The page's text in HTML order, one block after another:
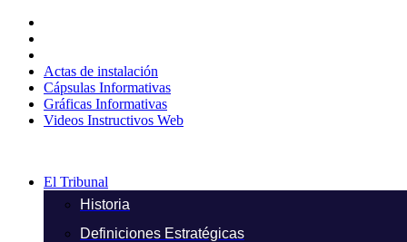
contenido
Actas de instalación
Cápsulas Informativas
Gráficas Informativas
Videos Instructivos Web
El Tribunal
Historia
Definiciones Estratégicas